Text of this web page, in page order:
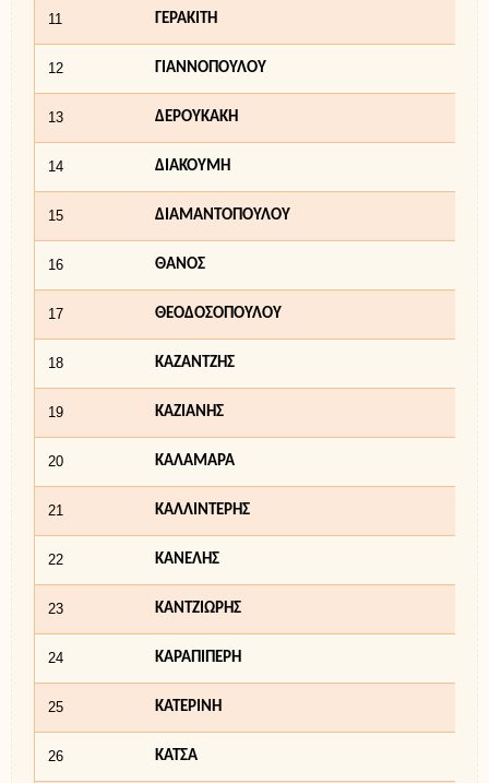
11 ΓΕΡΑΚΙΤΗ
12 ΓΙΑΝΝΟΠΟΥΛΟΥ
13 ΔΕΡΟΥΚΑΚΗ
14 ΔΙΑΚΟΥΜΗ
15 ΔΙΑΜΑΝΤΟΠΟΥΛΟΥ
16 ΘΑΝΟΣ
17 ΘΕΟΔΟΣΟΠΟΥΛΟΥ
18 ΚΑΖΑΝΤΖΗΣ
19 ΚΑΖΙΑΝΗΣ
20 ΚΑΛΑΜΑΡΑ
21 ΚΑΛΛΙΝΤΕΡΗΣ
22 ΚΑΝΕΛΗΣ
23 ΚΑΝΤΖΙΩΡΗΣ
24 ΚΑΡΑΠΙΠΕΡΗ
25 ΚΑΤΕΡΙΝΗ
26 ΚΑΤΣΑ